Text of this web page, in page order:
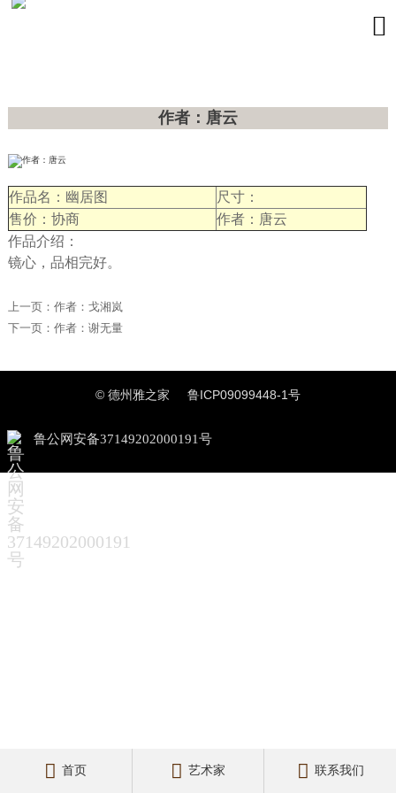

作者：唐云
作品名：幽居图
尺寸：
售价：协商
作者：唐云
作品介绍：
镜心，品相完好。
上一页： 作者：戈湘岚
下一页： 作者：谢无量
© 德州雅之家 鲁ICP09099448-1号
鲁公网安备37149202000191号
 首页  艺术家  联系我们